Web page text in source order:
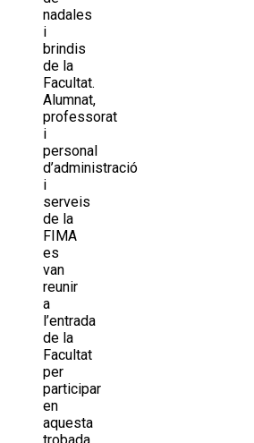
nadales
i
brindis
de la
Facultat.
Alumnat,
professorat
i
personal
d’administració
i
serveis
de la
FIMA
es
van
reunir
a
l’entrada
de la
Facultat
per
participar
en
aquesta